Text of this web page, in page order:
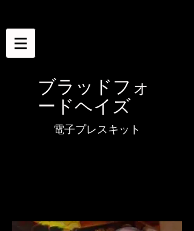
ブラッドフォ
ードヘイズ
電子プレスキット